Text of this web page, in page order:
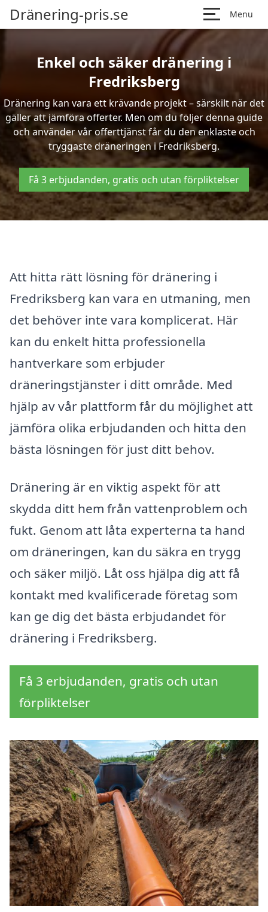
Dränering-pris.se Menu
Enkel och säker dränering i
Fredriksberg
Dränering kan vara ett krävande projekt – särskilt när det
gäller att jämföra offerter. Men om du följer denna guide
och använder vår offerttjänst får du den enklaste och
tryggaste dräneringen i Fredriksberg.
Få 3 erbjudanden, gratis och utan förpliktelser
Att hitta rätt lösning för dränering i
Fredriksberg kan vara en utmaning, men
det behöver inte vara komplicerat. Här
kan du enkelt hitta professionella
hantverkare som erbjuder
dräneringstjänster i ditt område. Med
hjälp av vår plattform får du möjlighet att
jämföra olika erbjudanden och hitta den
bästa lösningen för just ditt behov.
Dränering är en viktig aspekt för att
skydda ditt hem från vattenproblem och
fukt. Genom att låta experterna ta hand
om dräneringen, kan du säkra en trygg
och säker miljö. Låt oss hjälpa dig att få
kontakt med kvalificerade företag som
kan ge dig det bästa erbjudandet för
dränering i Fredriksberg.
Få 3 erbjudanden, gratis och utan
förpliktelser